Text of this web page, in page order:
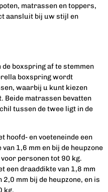
matrassen en toppers,
aansluit bij uw stijl en
boxspring af te stemmen
boxspring wordt
waarbij u kunt kiezen
Beide matrassen bevatten
tussen de twee ligt in de
hoofd- en voeteneinde een
1,6 mm en bij de heupzone
personen tot 90 kg.
een draaddikte van 1,8 mm
2,0 mm bij de heupzone, en is
kg.